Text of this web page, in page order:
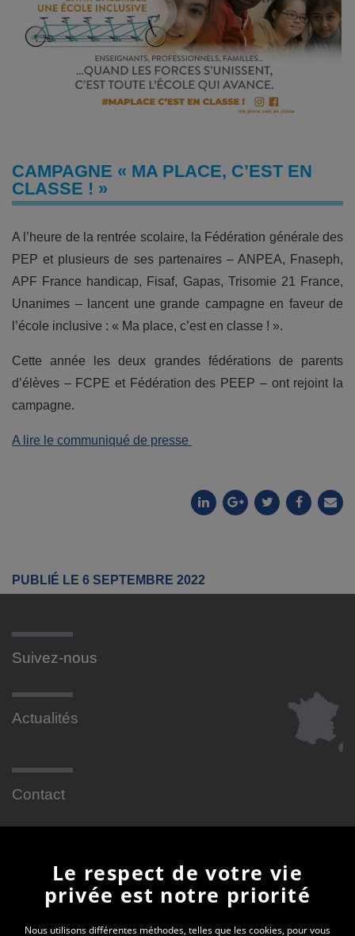
CAMPAGNE « MA PLACE, C’EST EN
CLASSE ! »
A l’heure de la rentrée scolaire, la Fédération générale des
PEP et plusieurs de ses partenaires – ANPEA, Fnaseph,
APF France handicap, Fisaf, Gapas, Trisomie 21 France,
Unanimes – lancent une grande campagne en faveur de
l’école inclusive : « Ma place, c’est en classe ! ».
Cette année les deux grandes fédérations de parents
d’élèves – FCPE et Fédération des PEEP – ont rejoint la
campagne.
A lire le communiqué de presse
PUBLIÉ LE 6 SEPTEMBRE 2022
Suivez-nous
Actualités
Contact
Newsletter
En vous inscrivant à la newsletter, vous recevrez
toutes les actualités des PEP 01
Le respect de votre vie
privée est notre priorité
Nous utilisons différentes méthodes, telles que les cookies, pour vous